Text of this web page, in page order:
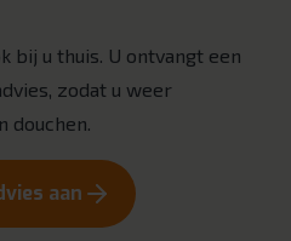
bij u thuis. U ontvangt een
zodat u weer
douchen.
aan